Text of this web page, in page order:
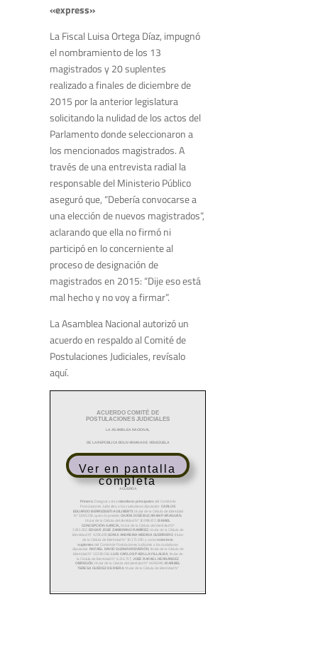
«express»
La Fiscal Luisa Ortega Díaz, impugnó
el nombramiento de los 13
magistrados y 20 suplentes
realizado a finales de diciembre de
2015 por la anterior legislatura
solicitando la nulidad de los actos del
Parlamento donde seleccionaron a
los mencionados magistrados. A
través de una entrevista radial la
responsable del Ministerio Público
aseguró que, “Debería convocarse a
una elección de nuevos magistrados“,
aclarando que ella no firmó ni
participó en lo concerniente al
proceso de designación de
magistrados en 2015: “Dije eso está
mal hecho y no voy a firmar”.
La Asamblea Nacional autorizó un
acuerdo en respaldo al Comité de
Postulaciones Judiciales, revísalo
aquí.
Ver en pantalla
completa